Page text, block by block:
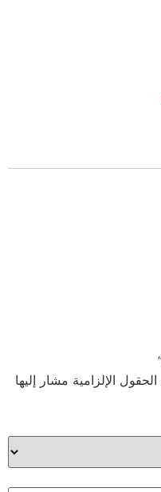
الحقول الإلزامية مشار إليها